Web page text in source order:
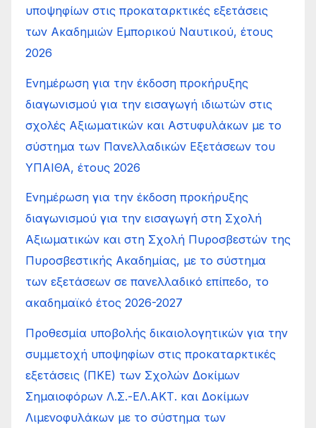
υποψηφίων στις προκαταρκτικές εξετάσεις
των Ακαδημιών Εμπορικού Ναυτικού, έτους
2026
Ενημέρωση για την έκδοση προκήρυξης
διαγωνισμού για την εισαγωγή ιδιωτών στις
σχολές Αξιωματικών και Αστυφυλάκων με το
σύστημα των Πανελλαδικών Εξετάσεων του
ΥΠΑΙΘΑ, έτους 2026
Ενημέρωση για την έκδοση προκήρυξης
διαγωνισμού για την εισαγωγή στη Σχολή
Αξιωματικών και στη Σχολή Πυροσβεστών της
Πυροσβεστικής Ακαδημίας, με το σύστημα
των εξετάσεων σε πανελλαδικό επίπεδο, το
ακαδημαϊκό έτος 2026-2027
Προθεσμία υποβολής δικαιολογητικών για την
συμμετοχή υποψηφίων στις προκαταρκτικές
εξετάσεις (ΠΚΕ) των Σχολών Δοκίμων
Σημαιοφόρων Λ.Σ.-ΕΛ.ΑΚΤ. και Δοκίμων
Λιμενοφυλάκων με το σύστημα των